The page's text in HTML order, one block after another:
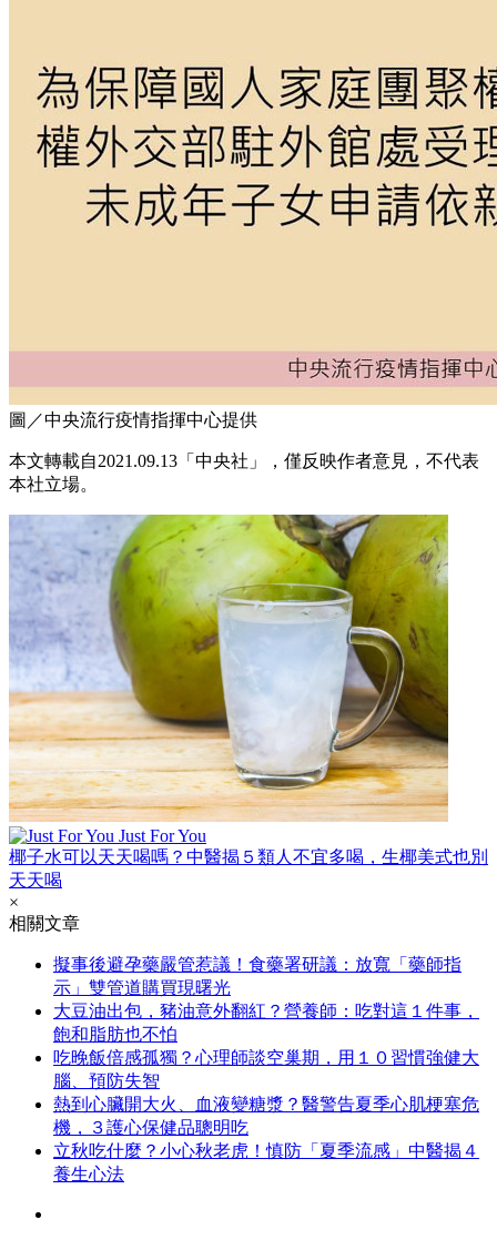
圖／中央流行疫情指揮中心提供
本文轉載自2021.09.13 「中央社」， 僅反映作者意見，不代表
本社立場。
Just For You
椰子水可以天天喝嗎？中醫揭５類人不宜多喝，生椰美式也別
天天喝
×
相關文章
擬事後避孕藥嚴管惹議！食藥署研議：放寬「藥師指
示」雙管道購買現曙光
大豆油出包，豬油意外翻紅？營養師：吃對這１件事，
飽和脂肪也不怕
吃晚飯倍感孤獨？心理師談空巢期，用１０習慣強健大
腦、預防失智
熱到心臟開大火、血液變糖漿？醫警告夏季心肌梗塞危
機，３護心保健品聰明吃
立秋吃什麼？小心秋老虎！慎防「夏季流感」中醫揭４
養生心法